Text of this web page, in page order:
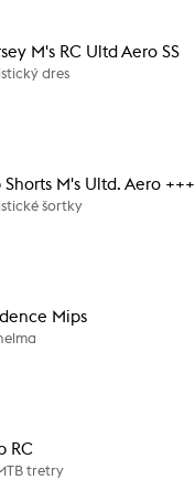
M's RC Ultd Aero SS
dres
Shorts M's Ultd. Aero
šortky
Mips
RC
tretry